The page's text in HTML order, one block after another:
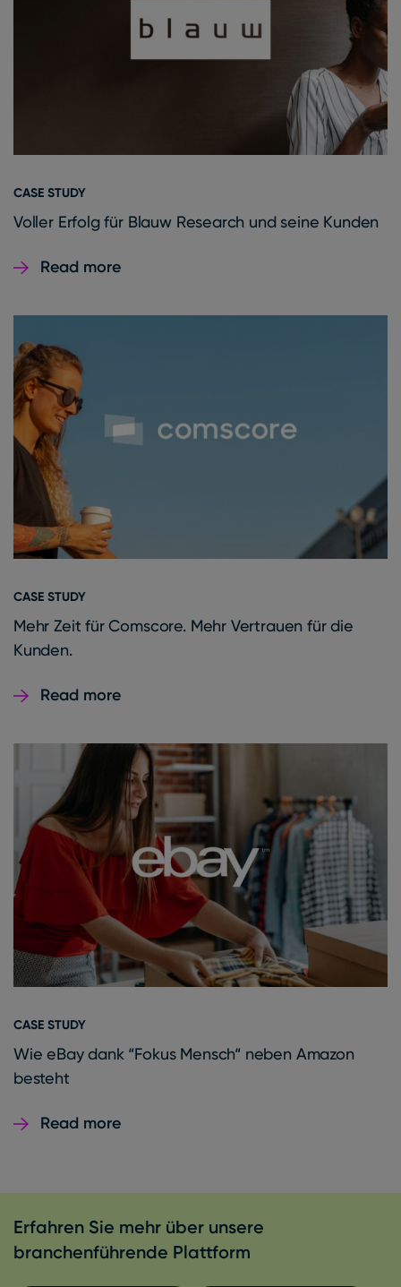
CASE STUDY
Voller Erfolg für Blauw Research und seine Kunden
Read more
CASE STUDY
Mehr Zeit für Comscore. Mehr Vertrauen für die
Kunden.
Read more
CASE STUDY
Wie eBay dank “Fokus Mensch“ neben Amazon
besteht
Read more
Erfahren Sie mehr über unsere
branchenführende Plattform